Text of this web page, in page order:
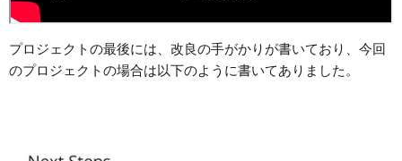
プロジェクトの最後には、改良の手がかりが書いており、今回
のプロジェクトの場合は以下のように書いてありました。